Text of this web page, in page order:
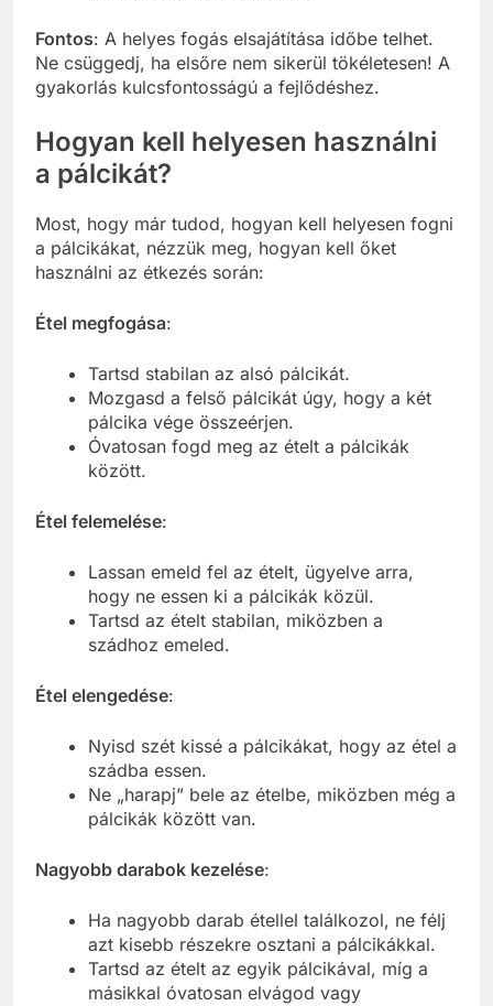
Fontos: A helyes fogás elsajátítása időbe telhet.
Ne csüggedj, ha elsőre nem sikerül tökéletesen! A
gyakorlás kulcsfontosságú a fejlődéshez.
Hogyan kell helyesen használni
a pálcikát?
Most, hogy már tudod, hogyan kell helyesen fogni
a pálcikákat, nézzük meg, hogyan kell őket
használni az étkezés során:
Étel megfogása:
Tartsd stabilan az alsó pálcikát.
Mozgasd a felső pálcikát úgy, hogy a két
pálcika vége összeérjen.
Óvatosan fogd meg az ételt a pálcikák
között.
Étel felemelése:
Lassan emeld fel az ételt, ügyelve arra,
hogy ne essen ki a pálcikák közül.
Tartsd az ételt stabilan, miközben a
szádhoz emeled.
Étel elengedése:
Nyisd szét kissé a pálcikákat, hogy az étel a
szádba essen.
Ne „harapj” bele az ételbe, miközben még a
pálcikák között van.
Nagyobb darabok kezelése:
Ha nagyobb darab étellel találkozol, ne félj
azt kisebb részekre osztani a pálcikákkal.
Tartsd az ételt az egyik pálcikával, míg a
másikkal óvatosan elvágod vagy